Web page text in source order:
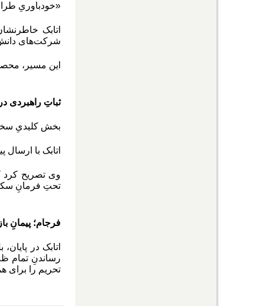
«خودباوریِ
اتابک
شرکت‌های
این مسیر،
ثباتِ راهبردی
بخش کلیدیِ
اتابک با
وی تصریح کرد
تحتِ فرمانِ
فرجام؛ پیمانِ
اتابک در
رساندنِ تمام
تحریم را